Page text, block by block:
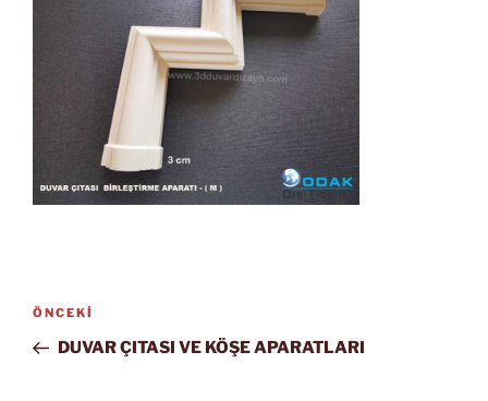
Yazı
Önceki
Yazı
ÖNCEKI
DUVAR ÇITASI VE KÖŞE APARATLARI